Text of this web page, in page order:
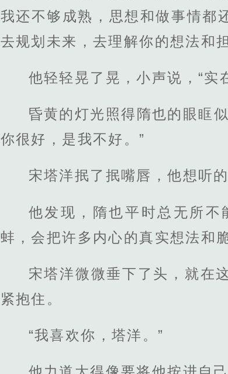
我还不够成熟，思想和做事情都
去规划未来，去理解你的想法和
他轻轻晃了晃，小声说，“实
昏黄的灯光照得隋也的眼眶
你很好，是我不好。”
宋塔洋抿了抿嘴唇，他想听
他发现，隋也平时总无所
蚌，会把许多内心的真实想法和
宋塔洋微微垂下了头，就在
紧抱住。
“我喜欢你，塔洋。”